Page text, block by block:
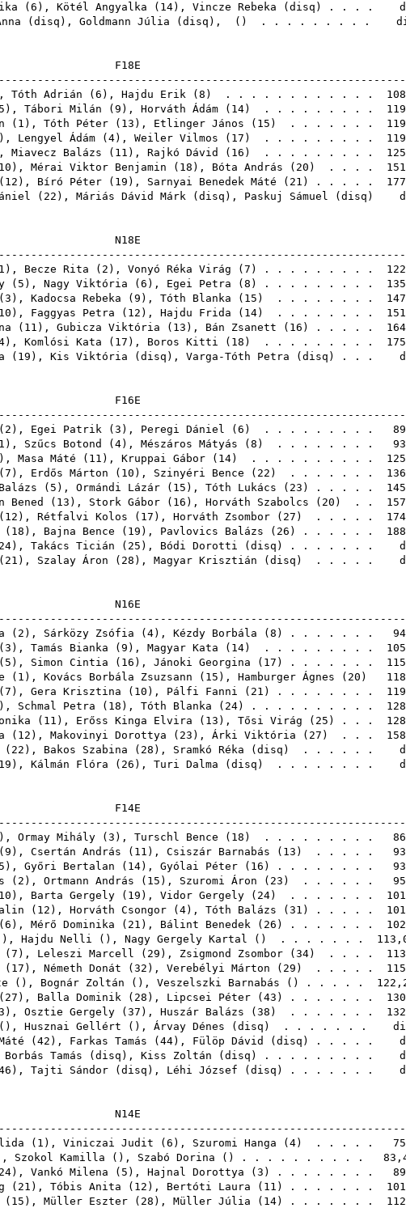
( 6 ), Kötél Angyalka ( 14), Vincze Rebeka ( disq ) . . . .
( disq ), Goldmann Júlia ( disq ), () . . . . . . . . .
Tóth Adrián ( 6 ), Hajdu Erik ( 8 ) . . . . . . . . . . . .
5 ), Tábori Milán ( 9 ), Horváth Ádám ( 14) . . . . . . . . .
( 1 ), Tóth Péter ( 13 ), Etlinger János ( 15 ) . . . . . . .
), Lengyel Ádám ( 4), Weiler Vilmos ( 17 ) . . . . . . . . .
Miavecz Balázs ( 11 ), Rajkó Dávid ( 16 ) . . . . . . . . .
10 ), Mérai Viktor Benjamin ( 18 ), Bóta András ( 20 ) . . . .
12 ), Bíró Péter ( 19 ), Sarnyai Benedek Máté ( 21 ) . . . . .
( 22 ), Máriás Dávid Márk ( disq ), Paskuj Sámuel ( disq )
1 ), Becze Rita ( 2 ), Vonyó Réka Virág ( 7 ) . . . . . . . . .
( 5 ), Nagy Viktória ( 6 ), Egei Petra ( 8 ) . . . . . . . . .
3 ), Kadocsa Rebeka ( 9 ), Tóth Blanka ( 15 ) . . . . . . . .
10 ), Faggyas Petra ( 12 ), Hajdu Frida ( 14) . . . . . . . .
( 11 ), Gubicza Viktória ( 13 ), Bán Zsanett ( 16 ) . . . . .
), Komlósi Kata ( 17 ), Boros Kitti ( 18 ) . . . . . . . . .
( 19 ), Kis Viktória ( disq ), Varga-Tóth Petra ( disq ) . . .
2 ), Egei Patrik ( 3 ), Peregi Dániel ( 6 ) . . . . . . . . .
1 ), Szűcs Botond ( 4), Mészáros Mátyás ( 8 ) . . . . . . . .
), Masa Máté ( 11 ), Kruppai Gábor ( 14) . . . . . . . . . .
7 ), Erdős Márton ( 10 ), Szinyéri Bence ( 22 ) . . . . . . .
( 5 ), Ormándi Lázár ( 15 ), Tóth Lukács ( 23 ) . . . . .
Bened ( 13 ), Stork Gábor ( 16 ), Horváth Szabolcs ( 20 ) . .
12 ), Rétfalvi Kolos ( 17 ), Horváth Zsombor ( 27 ) . . . . .
( 18 ), Bajna Bence ( 19 ), Pavlovics Balázs ( 26 ) . . . . . .
24), Takács Ticián ( 25 ), Bódi Dorotti ( disq ) . . . . . . .
21 ), Szalay Áron ( 28 ), Magyar Krisztián ( disq ) . . . . .
( 2 ), Sárközy Zsófia ( 4), Kézdy Borbála ( 8 ) . . . . . . .
3 ), Tamás Bianka ( 9 ), Magyar Kata ( 14) . . . . . . . . .
5 ), Simon Cintia ( 16 ), Jánoki Georgina ( 17 ) . . . . . . .
( 1 ), Kovács Borbála Zsuzsann ( 15 ), Hamburger Ágnes ( 20 )
7 ), Gera Krisztina ( 10 ), Pálfi Fanni ( 21 ) . . . . . . . .
), Schmal Petra ( 18 ), Tóth Blanka ( 24) . . . . . . . . . .
( 11 ), Erőss Kinga Elvira ( 13 ), Tősi Virág ( 25 ) . . .
( 12 ), Makovinyi Dorottya ( 23 ), Árki Viktória ( 27 ) . . .
( 22 ), Bakos Szabina ( 28 ), Sramkó Réka ( disq ) . . . . . .
19 ), Kálmán Flóra ( 26 ), Turi Dalma ( disq ) . . . . . . . .
), Ormay Mihály ( 3 ), Turschl Bence ( 18 ) . . . . . . . . .
9 ), Csertán András ( 11 ), Csiszár Barnabás ( 13 ) . . . . .
5 ), Győri Bertalan ( 14), Gyólai Péter ( 16 ) . . . . . . . .
( 2 ), Ortmann András ( 15 ), Szuromi Áron ( 23 ) . . . . . .
10 ), Barta Gergely ( 19 ), Vidor Gergely ( 24) . . . . . . .
( 12 ), Horváth Csongor ( 4), Tóth Balázs ( 31 ) . . . . .
6 ), Mérő Dominika ( 21 ), Bálint Benedek ( 26 ) . . . . . . .
Hajdu Nelli (), Nagy Gergely Kartal () . . . . . . .
( 7 ), Leleszi Marcell ( 29 ), Zsigmond Zsombor ( 34) . . . .
( 17 ), Németh Donát ( 32 ), Verebélyi Márton ( 29 ) . . . . .
(), Bognár Zoltán (), Veszelszki Barnabás () . . . . .
27 ), Balla Dominik ( 28 ), Lipcsei Péter ( 43 ) . . . . . . .
), Osztie Gergely ( 37 ), Huszár Balázs ( 38 ) . . . . . . .
Husznai Gellért (), Árvay Dénes ( disq ) . . . . . . .
( 42 ), Farkas Tamás ( 44), Fülöp Dávid ( disq ) . . . . .
Borbás Tamás ( disq ), Kiss Zoltán ( disq ) . . . . . . . . .
), Tajti Sándor ( disq ), Léhi József ( disq ) . . . . . . .
( 1 ), Viniczai Judit ( 6 ), Szuromi Hanga ( 4) . . . . .
Szokol Kamilla (), Szabó Dorina () . . . . . . . . . .
24), Vankó Milena ( 5 ), Hajnal Dorottya ( 3 ) . . . . . . . .
( 21 ), Tóbis Anita ( 12 ), Bertóti Laura ( 11 ) . . . . . . .
( 15 ), Müller Eszter ( 28 ), Müller Júlia ( 14) . . . . . . .